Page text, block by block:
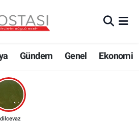
Gündem Genel Ekonomi
Haritası
ve Fikstür